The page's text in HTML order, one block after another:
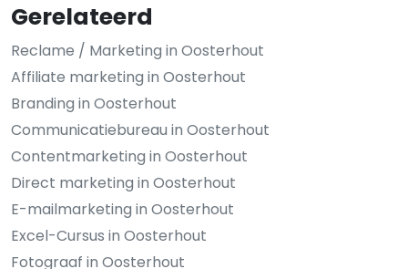
Gerelateerd
Reclame / Marketing in Oosterhout
Affiliate marketing in Oosterhout
Branding in Oosterhout
Communicatiebureau in Oosterhout
Contentmarketing in Oosterhout
Direct marketing in Oosterhout
E-mailmarketing in Oosterhout
Excel-Cursus in Oosterhout
Fotograaf in Oosterhout